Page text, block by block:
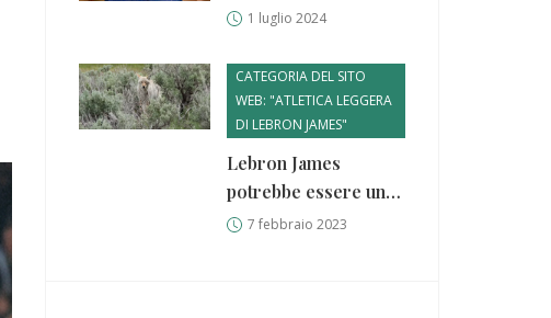
Ammirazione per
1 luglio 2024
CATEGORIA DEL SITO
WEB: "ATLETICA LEGGERA
DI LEBRON JAMES"
Lebron James
potrebbe essere un
buon atleta di atletica
7 febbraio 2023